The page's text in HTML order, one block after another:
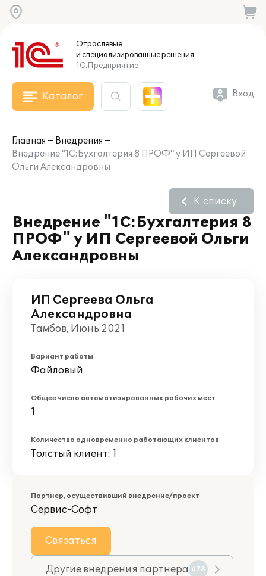
Отраслевые
и специализированныерешения
1С:Предприятие
Каталог Вход
Главная
Внедрения
Внедрение "1С:Бухгалтерия 8 ПРОФ" у ИП Сергеевой
Ольги Александровны
Внедрение "1С:Бухгалтерия 8
ПРОФ" у ИП Сергеевой Ольги
Александровны
К списку
ИП Сергеева Ольга
Александровна
Тамбов, Июнь 2021
Вариант работы
Файловый
Общее число автоматизированных рабочих мест
1
Количество одновременно работающих клиентов
Толстый клиент: 1
Партнер, осуществивший внедрение/проект
Сервис-Софт
Связаться
Другие внедрения партнера 678